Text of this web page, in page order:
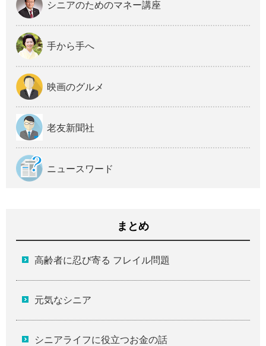
シニアのためのマネー講座
手から手へ
映画のグルメ
老友新聞社
ニュースワード
まとめ
高齢者に忍び寄る フレイル問題
元気なシニア
シニアライフに役立つお金の話